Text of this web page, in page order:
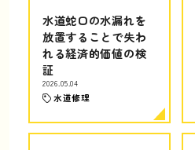
水道蛇口の水漏れを
放置することで失わ
れる経済的価値の検
証
2026.05.04
水道修理